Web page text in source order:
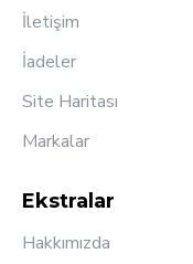
İletişim
İadeler
Site Haritası
Markalar
Ekstralar
Hakkımızda